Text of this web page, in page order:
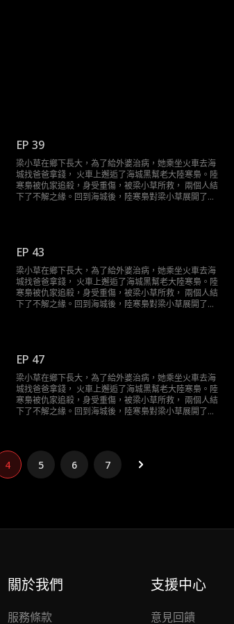
EP 39
梁小草在鄉下長大，為了給外婆治病，她乘坐火車去海
城找爸爸拿錢， 火車上邂逅了海城黑幫老大陸寒梟。陸
寒梟被仇家追殺，身受重傷，被梁小草所救， 兩個人結
下了不解之緣。回到海城後，陸寒梟對梁小草展開了霸
EP 43
梁小草在鄉下長大，為了給外婆治病，她乘坐火車去海
城找爸爸拿錢， 火車上邂逅了海城黑幫老大陸寒梟。陸
寒梟被仇家追殺，身受重傷，被梁小草所救， 兩個人結
下了不解之緣。回到海城後，陸寒梟對梁小草展開了霸
EP 47
梁小草在鄉下長大，為了給外婆治病，她乘坐火車去海
城找爸爸拿錢， 火車上邂逅了海城黑幫老大陸寒梟。陸
寒梟被仇家追殺，身受重傷，被梁小草所救， 兩個人結
下了不解之緣。回到海城後，陸寒梟對梁小草展開了霸
4 5 6 7
關於我們
服務條款
支援中心
意見回饋